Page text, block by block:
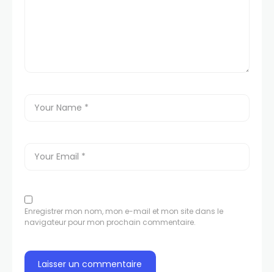
Enregistrer mon nom, mon e-mail et mon site dans le
navigateur pour mon prochain commentaire.